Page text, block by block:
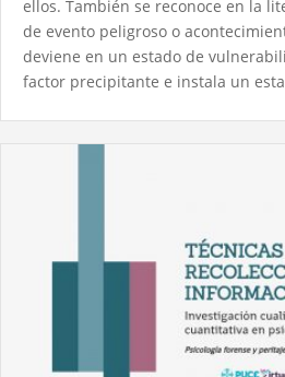
ellos. También se reconoce en la
de evento peligroso o
deviene en un estado de
factor precipitante e instala un